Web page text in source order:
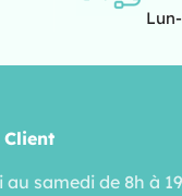
au samedi de 8h à